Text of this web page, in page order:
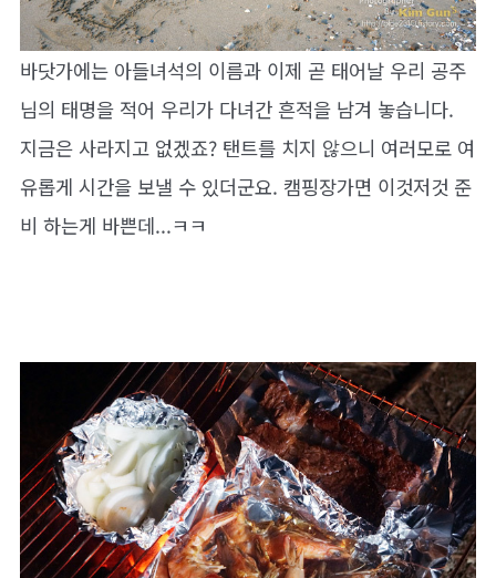
바닷가에는 아들녀석의 이름과 이제 곧 태어날 우리 공주
님의 태명을 적어 우리가 다녀간 흔적을 남겨 놓습니다.
지금은 사라지고 없겠죠? 탠트를 치지 않으니 여러모로 여
유롭게 시간을 보낼 수 있더군요. 캠핑장가면 이것저것 준
비 하는게 바쁜데...ㅋㅋ